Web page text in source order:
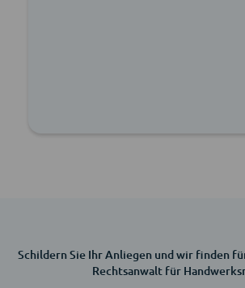
Schildern Sie Ihr Anliegen und wir finden
Rechtsanwalt für